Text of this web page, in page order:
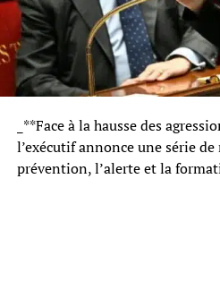
_**Face à la hausse des
l’exécutif annonce une série de
prévention, l’alerte et la